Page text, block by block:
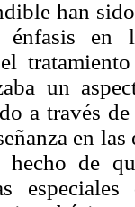
han
énfasis en
un
a través
en
de